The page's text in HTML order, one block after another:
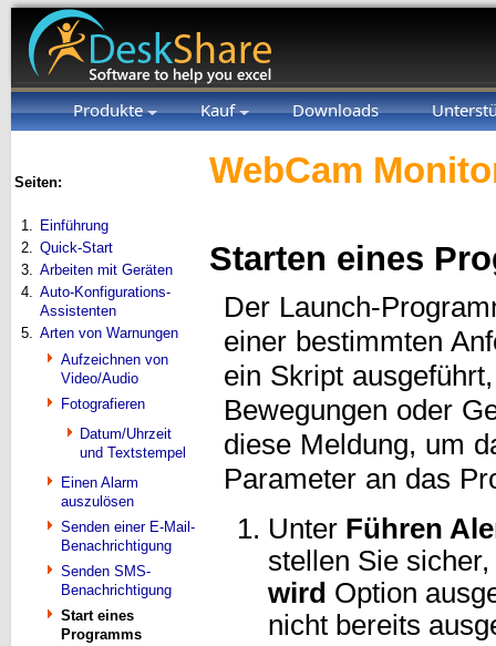
Produkte Kauf Downloads
Seiten:
1. Einführung
2. Quick-Start
3. Arbeiten mit Geräten
4. Auto-Konfigurations-
Assistenten
5. Arten von Warnungen
Aufzeichnen von
Video/Audio
Fotografieren
Datum/Uhrzeit
und Textstempel
Einen Alarm
auszulösen
Senden einer E-Mail-
Benachrichtigung
Senden SMS-
Benachrichtigung
Start eines
Programms
WebCam
Starten eines
Der Launch-
einer bestimmten
ein Skript
Bewegungen oder
diese Meldung, um
Parameter an das
Unter Führen
stellen Sie
wird Option
nicht bereits